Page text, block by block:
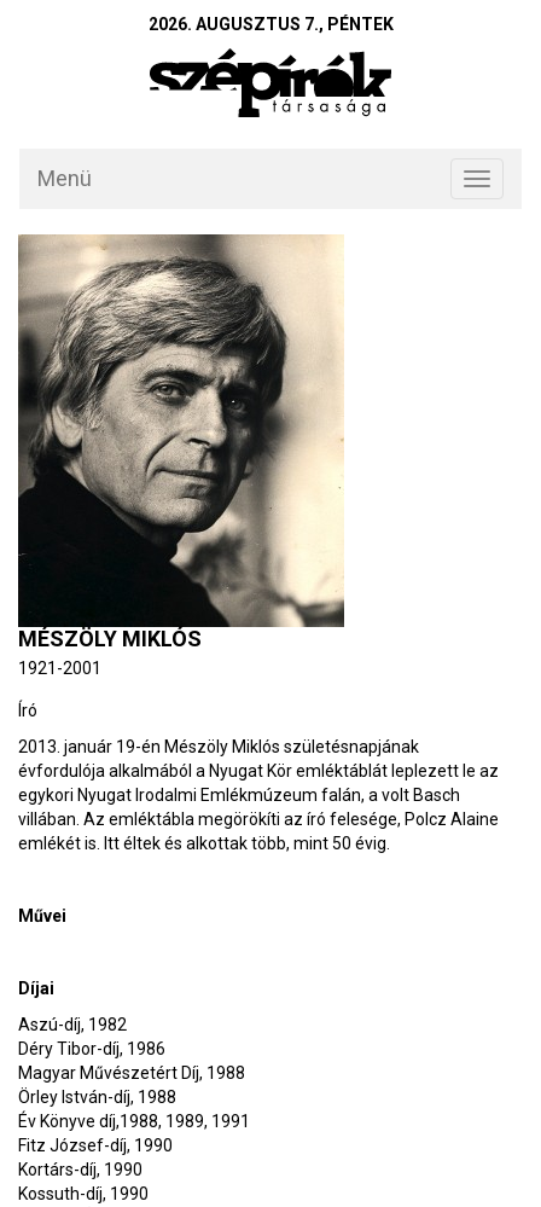
2026. AUGUSZTUS 7., PÉNTEK
Toggle
Menü
MÉSZÖLY MIKLÓS
1921-2001
Író
2013. január 19-én Mészöly Miklós születésnapjának
évfordulója alkalmából a Nyugat Kör emléktáblát leplezett le az
egykori Nyugat Irodalmi Emlékmúzeum falán, a volt Basch
villában. Az emléktábla megörökíti az író felesége, Polcz Alaine
emlékét is. Itt éltek és alkottak több, mint 50 évig.
Művei
Díjai
Aszú-díj, 1982
Déry Tibor-díj, 1986
Magyar Művészetért Díj, 1988
Örley István-díj, 1988
Év Könyve díj,1988, 1989, 1991
Fitz József-díj, 1990
Kortárs-díj, 1990
Kossuth-díj, 1990